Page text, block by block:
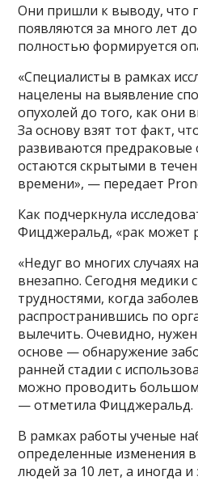
Они пришли к выводу, что
появляются за много лет
полностью формируется
«Специалисты в рамках
нацелены на выявление
опухолей до того, как
За основу взят тот факт,
развиваются предраковые
остаются скрытыми в
времени», — передает
Как подчеркнула
Фицджеральд, «рак может
«Недуг во многих случаях
внезапно. Сегодня медики
трудностями, когда
распространившись по
вылечить. Очевидно,
основе — обнаружение
ранней стадии с
можно проводить
— отметила Фицджеральд.
В рамках работы ученые
определенные изменения
людей за 10 лет, а иногда и